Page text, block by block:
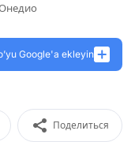
Google'a ekleyin
Поделиться